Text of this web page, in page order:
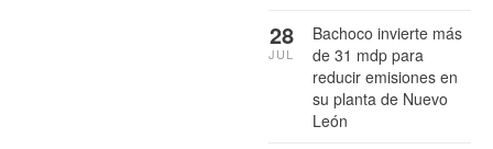
Bachoco invierte más
de 31 mdp para
reducir emisiones en
su planta de Nuevo
León
28
JUL